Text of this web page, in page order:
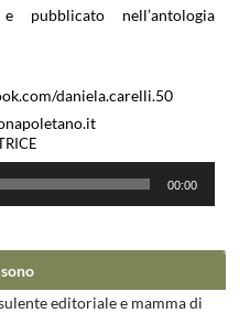
pubblicato nell’antologia
daniela.carelli.50
00:00
editoriale e mamma di